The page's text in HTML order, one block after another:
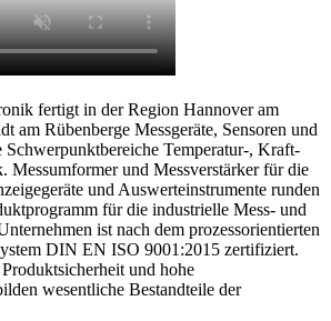
fertigt in der Region Hannover am
am Rübenberge Messgeräte, Sensoren und
Temperatur-, Kraft-
Messumformer und Messverstärker für die
und Auswerteinstrumente runden
für die industrielle Mess- und
ist nach dem prozessorientierten
DIN EN ISO 9001:2015 zertifiziert.
und hohe
wesentliche Bestandteile der